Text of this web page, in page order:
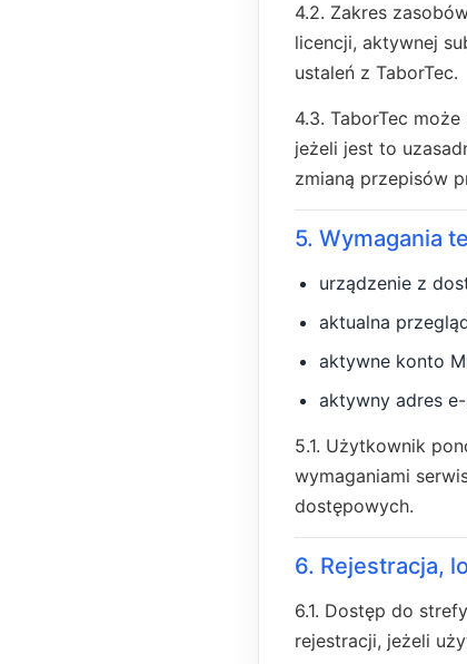
4.2. Zakres
licencji, aktywnej
ustaleń z TaborTec.
4.3. TaborTec
jeżeli jest to
zmianą przepisów
5. Wymagania
urządzenie z
aktualna
aktywne konto
aktywny adres
5.1. Użytkownik
wymaganiami
dostępowych.
6. Rejestracja,
6.1. Dostęp do
rejestracji, jeżeli